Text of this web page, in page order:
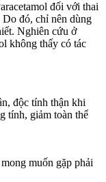
đối với thai
đó, chỉ nên dùng
Nghiên cứu ở
không thấy có tác
độc tính thận khi
tính, giảm toàn thể
muốn gặp phải